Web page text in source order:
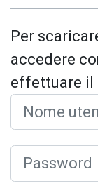
Per
accedere
effettuare il